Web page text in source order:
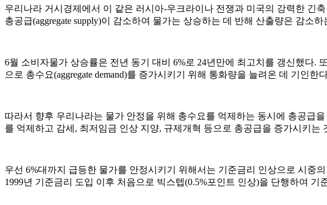
우리나라 거시경제에서 이 같은 러시아-우크라이나 전쟁과 미국의 강력한 긴
총공급(aggregate supply)이 감소하여 물가는 상승하는 데 반해 산출량은 감소
6월 소비자물가 상승률은 전년 동기 대비 6%로 24년만에 최고치를 갱신했다.
으로 총수요(aggregate demand)를 증가시키기 위해 통화량을 늘려온 데 기인한
따라서 향후 우리나라는 물가 안정을 위해 총수요를 억제하는 동시에 총공급
를 억제하고 감세, 최저임금 인상 지양, 규제개혁 등으로 총공급을 증가시키는
우선 6%대까지 급등한 물가를 안정시키기 위해서는 기준금리 인상으로 시중
1999년 기준금리 도입 이후 처음으로 빅스텝(0.5%포인트 인상)을 단행하여